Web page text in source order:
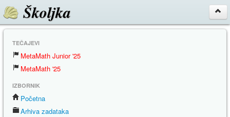
Školjka
TEČAJEVI
MetaMath Junior '25
MetaMath '25
IZBORNIK
Početna
Arhiva zadataka